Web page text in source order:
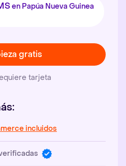
en Papúa Nueva Guinea
gratis
tarjeta
incluidos